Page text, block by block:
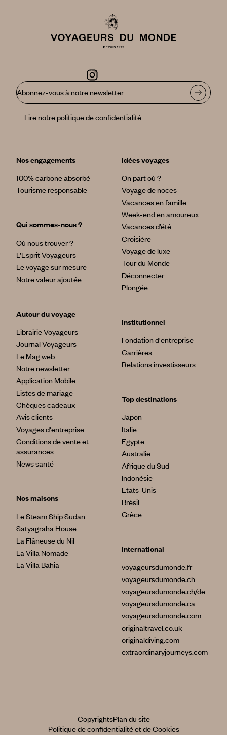
Abonnez-vous à notre newsletter
Lire notre politique de confidentialité
Nos engagements
100% carbone absorbé
Tourisme responsable
Qui sommes-nous ?
Où nous trouver ?
L’Esprit Voyageurs
Le voyage sur mesure
Notre valeur ajoutée
Autour du voyage
Librairie Voyageurs
Journal Voyageurs
Le Mag web
Notre newsletter
Application Mobile
Listes de mariage
Chèques cadeaux
Avis clients
Voyages d'entreprise
Conditions de vente et
assurances
News santé
Nos maisons
Le Steam Ship Sudan
Satyagraha House
La Flâneuse du Nil
La Villa Nomade
La Villa Bahia
Idées voyages
On part où ?
Voyage de noces
Vacances en famille
Week-end en amoureux
Vacances d’été
Croisière
Voyage de luxe
Tour du Monde
Déconnecter
Plongée
Institutionnel
Fondation d'entreprise
Carrières
Relations investisseurs
Top destinations
Japon
Italie
Egypte
Australie
Afrique du Sud
Indonésie
Etats-Unis
Brésil
Grèce
International
voyageursdumonde.fr
voyageursdumonde.ch
voyageursdumonde.ch/de
voyageursdumonde.ca
voyageursdumonde.com
originaltravel.co.uk
originaldiving.com
extraordinaryjourneys.com
CopyrightsPlan du site
Politique de confidentialité et de Cookies